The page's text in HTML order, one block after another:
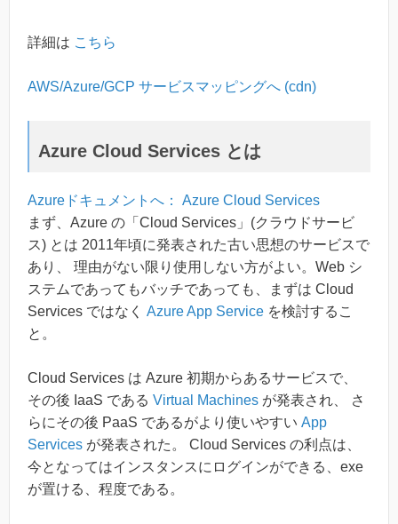
詳細は こちら
AWS/Azure/GCP サービスマッピングへ (cdn)
Azure Cloud Services とは
Azureドキュメントへ： Azure Cloud Services
まず、Azure の「Cloud Services」(クラウドサービ
ス) とは 2011年頃に発表された古い思想のサービスで
あり、 理由がない限り使用しない方がよい。Web シ
ステムであってもバッチであっても、まずは Cloud
Services ではなく Azure App Service を検討するこ
と。
Cloud Services は Azure 初期からあるサービスで、
その後 IaaS である Virtual Machines が発表され、 さ
らにその後 PaaS であるがより使いやすい App
Services が発表された。 Cloud Services の利点は、
今となってはインスタンスにログインができる、exe
が置ける、程度である。